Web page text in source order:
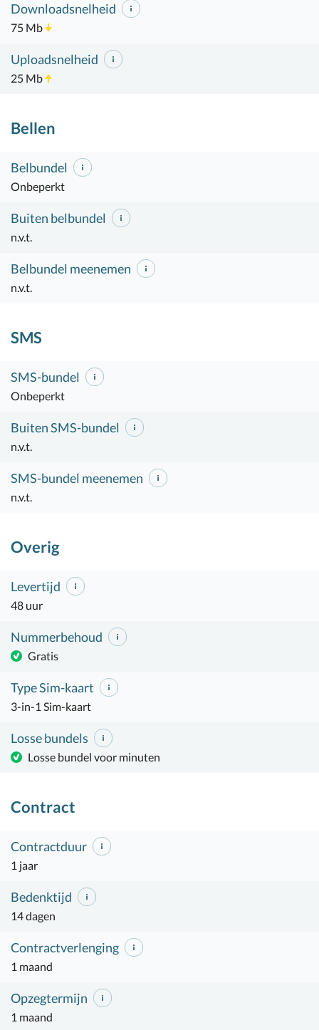
Downloadsnelheid
75 Mb
Uploadsnelheid
25 Mb
Bellen
Belbundel
Onbeperkt
Buiten belbundel
n.v.t.
Belbundel meenemen
n.v.t.
SMS
SMS-bundel
Onbeperkt
Buiten SMS-bundel
n.v.t.
SMS-bundel meenemen
n.v.t.
Overig
Levertijd
48 uur
Nummerbehoud
Gratis
Type Sim-kaart
3-in-1 Sim-kaart
Losse bundels
Losse bundel voor minuten
Contract
Contractduur
1 jaar
Bedenktijd
14 dagen
Contractverlenging
1 maand
Opzegtermijn
1 maand